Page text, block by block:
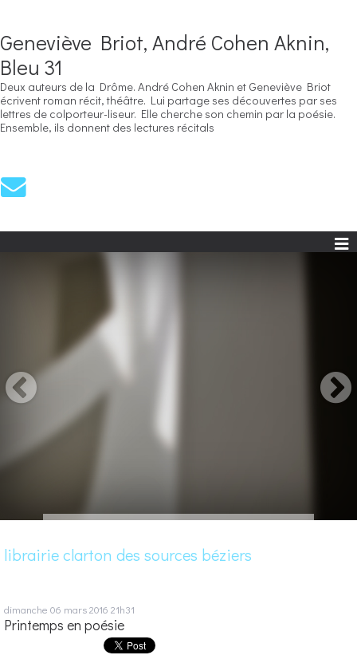
Geneviève Briot, André Cohen Aknin,
Bleu 31
Deux auteurs de la Drôme. André Cohen Aknin et Geneviève Briot
écrivent roman récit, théâtre. Lui partage ses découvertes par ses
lettres de colporteur-liseur. Elle cherche son chemin par la poésie.
Ensemble, ils donnent des lectures récitals
librairie clarton des sources béziers
dimanche 06 mars 2016 21h31
Printemps en poésie